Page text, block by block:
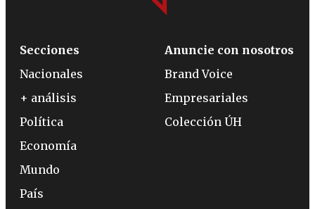
Secciones
Nacionales
+ análisis
Política
Economía
Mundo
País
Anuncie con nosotros
Brand Voice
Empresariales
Colección ÚH